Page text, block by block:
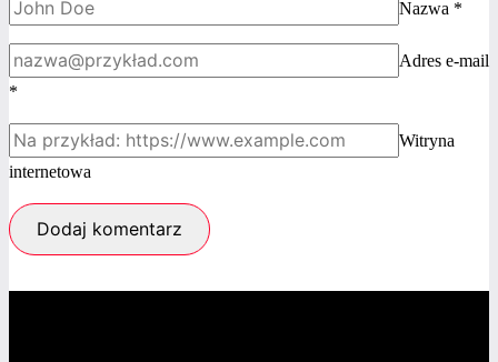
Nazwa *
Adres e-mail
*
Witryna
internetowa